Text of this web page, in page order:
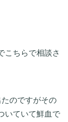
こちらで相談さ
のですがその
いていて鮮血で